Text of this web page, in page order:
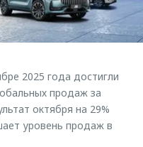
2025 года достигли
продаж за
октября на 29%
уровень продаж в